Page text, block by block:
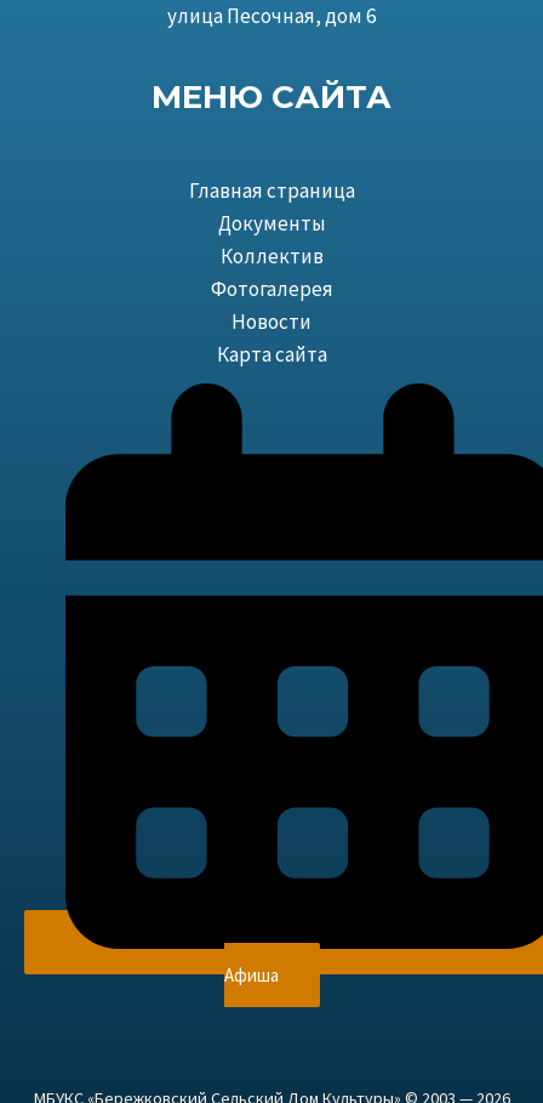
улица Песочная, дом 6
МЕНЮ САЙТА
Главная страница
Документы
Коллектив
Фотогалерея
Новости
Карта сайта
Афиша
МБУКС «Бережковский Сельский Дом Культуры» © 2003 — 2026